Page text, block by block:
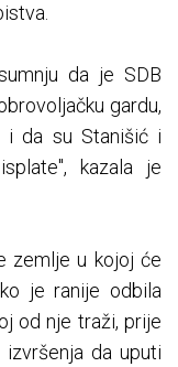
da je SDB
gardu,
i da su Stanišić i
kazala je
zemlje u kojoj će
je ranije odbila
od nje traži, prije
da uputi